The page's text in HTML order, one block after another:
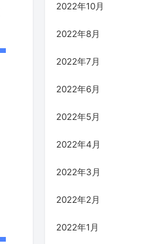
2022年10月
2022年8月
2022年7月
2022年6月
2022年5月
2022年4月
2022年3月
2022年2月
2022年1月